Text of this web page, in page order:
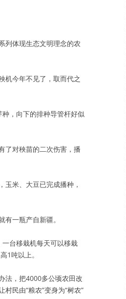
列体现生态文明理念的农
机今年不见了，取而代之
，向下的排种导管杆好似
了对秧苗的二次伤害，播
玉米、大豆已完成播种，
一瓶产自新疆。
台移栽机每天可以移栽
1吨以上。
法，把4000多公顷农田改
民由“粮农”变身为“树农”